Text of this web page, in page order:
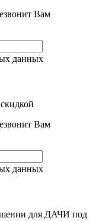
Вам
данных
Вам
данных
для ДАЧИ под